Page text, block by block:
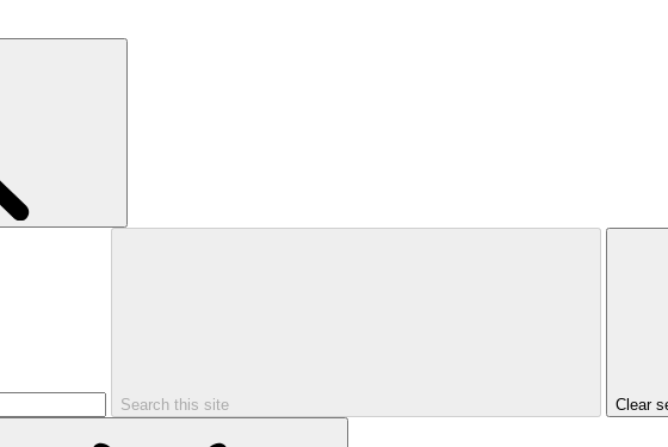
Search this site Clear